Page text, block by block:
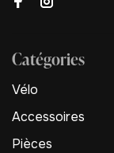
Catégories
Vélo
Accessoires
Pièces